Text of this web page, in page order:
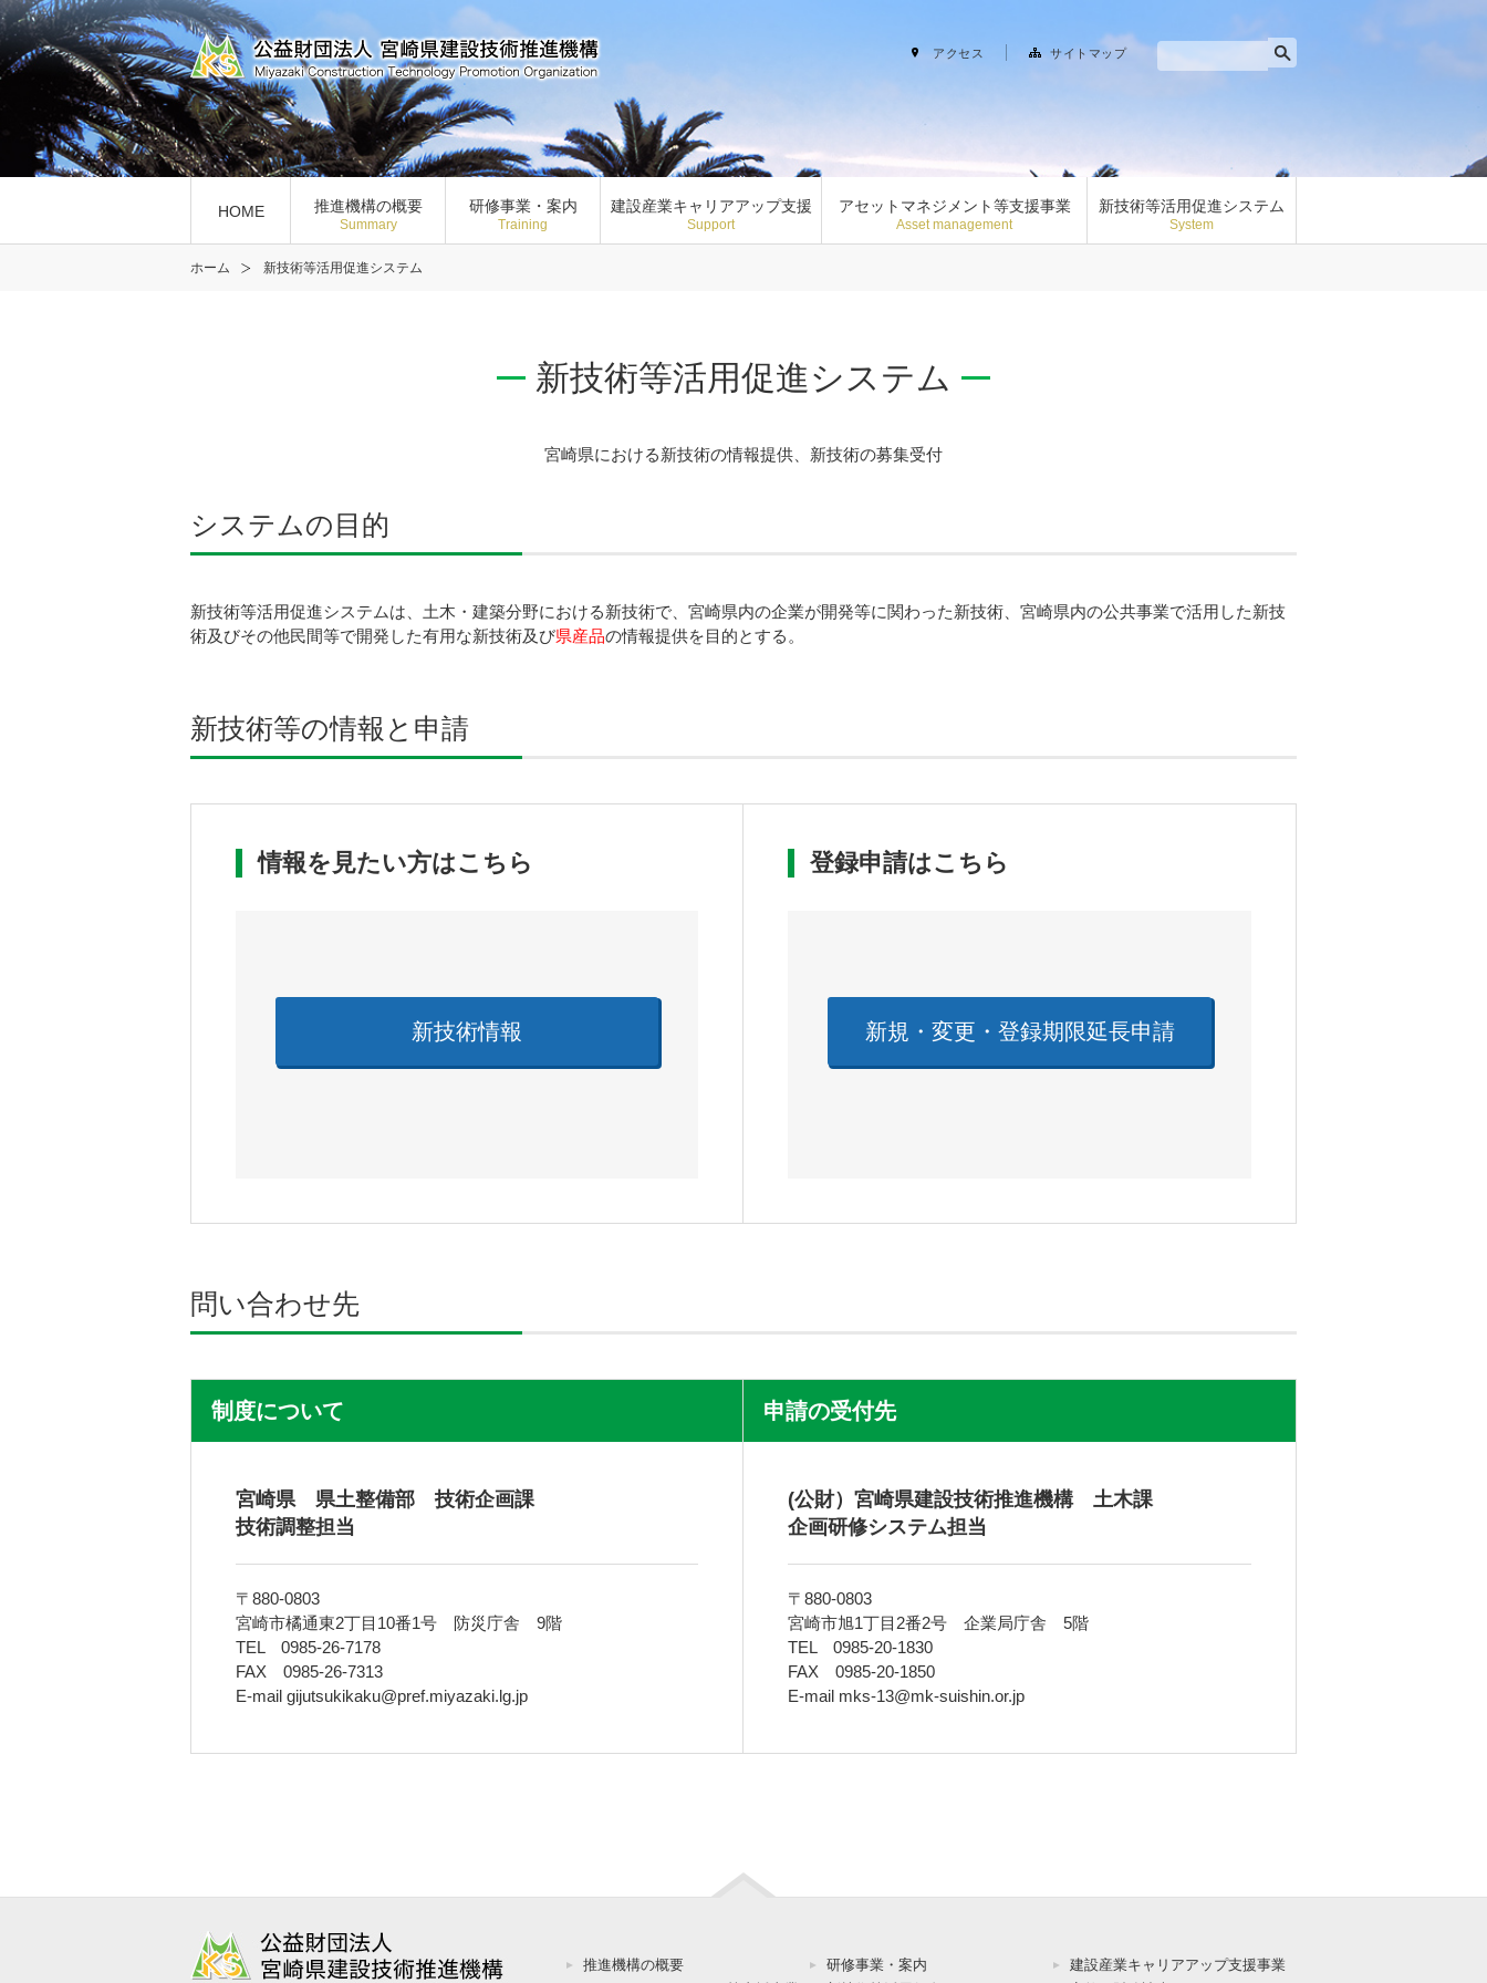
アクセス サイトマップ
HOME 推進機構の概要
Summary
研修事業・案内
Training
建設産業キャリアアップ支援
Support
アセットマネジメント等支援事業
Asset management
新技術等活用促進システム
System
ホーム 新技術等活用促進システム
新技術等活用促進システム
宮崎県における新技術の情報提供、新技術の募集受付
システムの目的
新技術等活用促進システムは、土木・建築分野における新技術で、宮崎県内の企業が開発等に関わった新技術、宮崎県内の公共事業で活用した新技
術及びその他民間等で開発した有用な新技術及び県産品の情報提供を目的とする。
新技術等の情報と申請
情報を見たい方はこちら
新技術情報
登録申請はこちら
新規・変更・登録期限延長申請
問い合わせ先
制度について
宮崎県 県土整備部 技術企画課
技術調整担当
〒880-0803
宮崎市橘通東2丁目10番1号 防災庁舎 9階
TEL 0985-26-7178
FAX 0985-26-7313
E-mail gijutsukikaku@pref.miyazaki.lg.jp
申請の受付先
(公財）宮崎県建設技術推進機構 土木課
企画研修システム担当
〒880-0803
宮崎市旭1丁目2番2号 企業局庁舎 5階
TEL 0985-20-1830
FAX 0985-20-1850
E-mail mks-13@mk-suishin.or.jp
推進機構の概要 研修事業・案内
建設産業キャリアアップ支援事業